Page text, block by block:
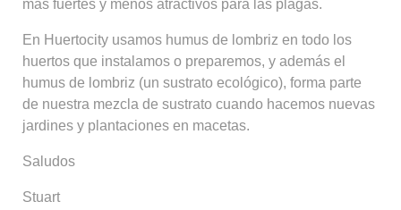
más fuertes y menos atractivos para las plagas.
En Huertocity usamos humus de lombriz en todo los
huertos que instalamos o preparemos, y además el
humus de lombriz (un sustrato ecológico), forma parte
de nuestra mezcla de sustrato cuando hacemos nuevas
jardines y plantaciones en macetas.
Saludos
Stuart